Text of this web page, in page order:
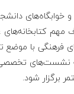
خوابگاه‌های
مهم
فرهنگی با
نشست‌های تخصصی
برگزار شود.